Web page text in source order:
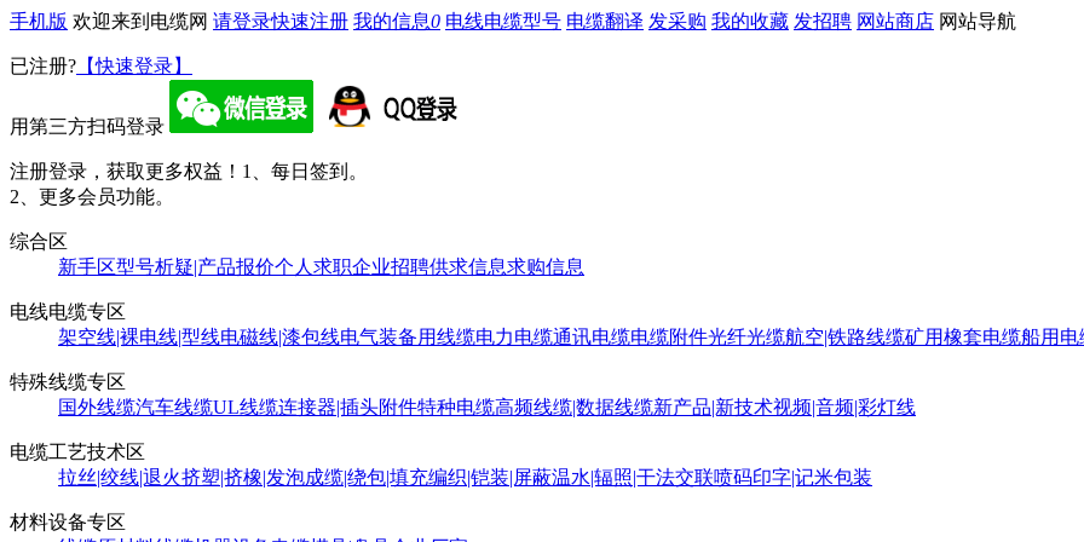
手机版 欢迎来到电缆网 请登录快速注册 我的信息0 电线电缆型号 电缆翻译 发采购 我的收藏 发招聘 网站商店 网站导航
已注册? 【快速登录】
用第三方扫码登录
注册登录，获取更多权益！ 1、每日签到。
2、更多会员功能。
综合区
新手区型号析疑|产品报价个人求职企业招聘供求信息求购信息
电线电缆专区
架空线|裸电线|型线电磁线|漆包线电气装备用线缆电力电缆通讯电缆电缆附件光纤光缆航空|铁路线缆矿用橡套电缆船用电
特殊线缆专区
国外线缆汽车线缆UL线缆连接器|插头附件特种电缆高频线缆|数据线缆新产品|新技术视频|音频|彩灯线
电缆工艺技术区
拉丝|绞线|退火挤塑|挤橡|发泡成缆|绕包|填充编织|铠装|屏蔽温水|辐照|干法交联喷码印字|记米包装
材料设备专区